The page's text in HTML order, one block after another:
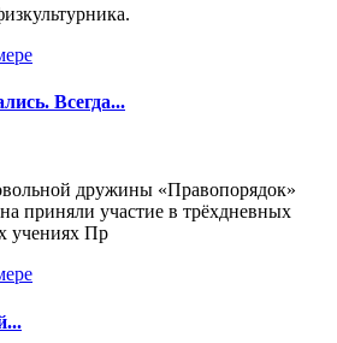
Всегда...
дружины «Правопорядок»
приняли участие в трёхдневных
учениях Пр